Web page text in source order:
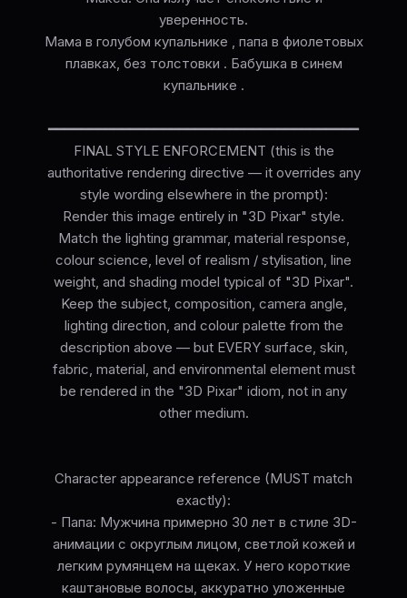
уверенность.
Мама в голубом купальнике , папа в фиолетовых
плавках, без толстовки . Бабушка в синем
купальнике .
━━━━━━━━━━━━━━━━━━━━━━━━━━━━━━━━━━━━━━
FINAL STYLE ENFORCEMENT (this is the
authoritative rendering directive — it overrides any
style wording elsewhere in the prompt):
Render this image entirely in "3D Pixar" style.
Match the lighting grammar, material response,
colour science, level of realism / stylisation, line
weight, and shading model typical of "3D Pixar".
Keep the subject, composition, camera angle,
lighting direction, and colour palette from the
description above — but EVERY surface, skin,
fabric, material, and environmental element must
be rendered in the "3D Pixar" idiom, not in any
other medium.
Character appearance reference (MUST match
exactly):
- Папа: Мужчина примерно 30 лет в стиле 3D-
анимации с округлым лицом, светлой кожей и
легким румянцем на щеках. У него короткие
каштановые волосы, аккуратно уложенные